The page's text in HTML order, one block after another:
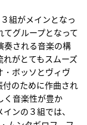
組がメインとなっ
グループとなって
奏される音楽の構
がとてもスムーズ
・ボッソとヴィヴ
付のために作曲され
く音楽性が豊か
ンの３組では、